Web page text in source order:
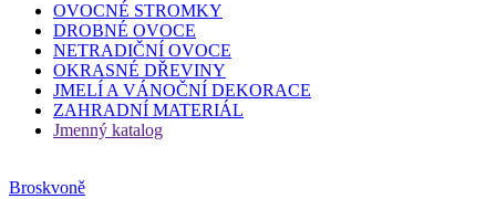
OVOCNÉ STROMKY
DROBNÉ OVOCE
NETRADIČNÍ OVOCE
OKRASNÉ DŘEVINY
JMELÍ A VÁNOČNÍ DEKORACE
ZAHRADNÍ MATERIÁL
Jmenný katalog
Broskvoně